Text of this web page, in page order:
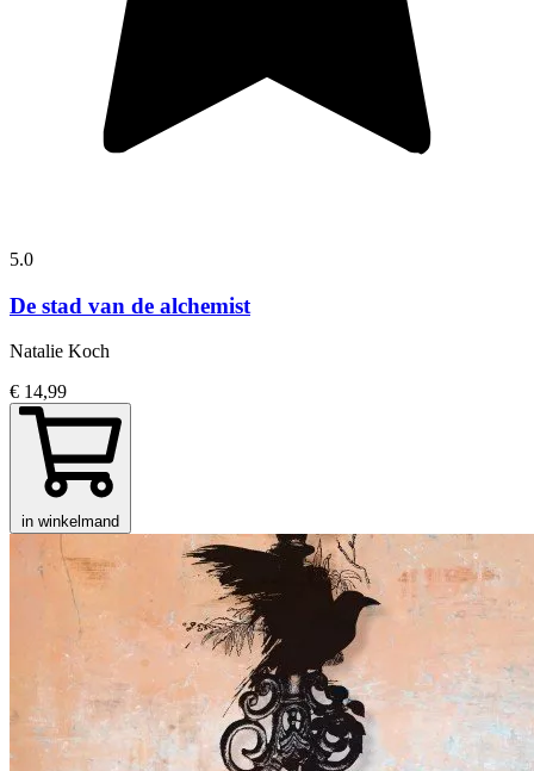
5.0
De stad van de alchemist
Natalie Koch
€ 14,99
in winkelmand